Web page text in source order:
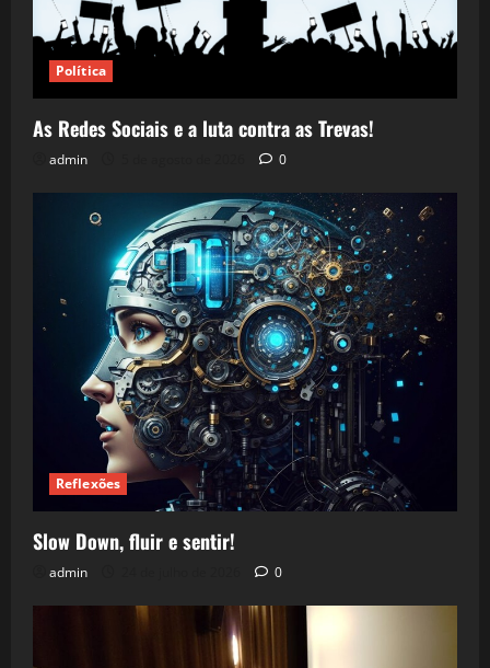
Política
As Redes Sociais e a luta contra as Trevas!
admin 0
Reflexões
Slow Down, fluir e sentir!
admin 0